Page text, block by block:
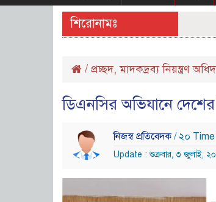
শিরোনামঃ
/ প্রচ্ছদ,মাদকদ্রব্য নিয়ন্ত্রণ
ডিএনসির অভিযানে
নিজস্ব প্রতিবেদক/ ২০
Update : শুক্রবার, ৩ জুলাই,